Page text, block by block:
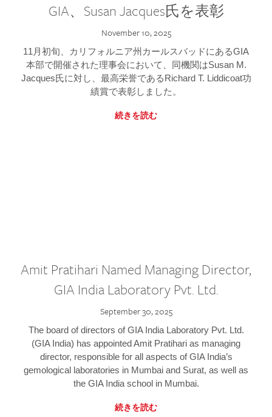
GIA、Susan Jacques氏を表彰
November 10, 2025
11月初旬、カリフォルニア州カールスバッドにあるGIA
本部で開催された理事会において、同機関はSusan M.
Jacques氏に対し、最高栄誉であるRichard T. Liddicoat功
績賞で表彰しました。
続きを読む
Amit Pratihari Named Managing Director,
GIA India Laboratory Pvt. Ltd.
September 30, 2025
The board of directors of GIA India Laboratory Pvt. Ltd.
(GIA India) has appointed Amit Pratihari as managing
director, responsible for all aspects of GIA India’s
gemological laboratories in Mumbai and Surat, as well as
the GIA India school in Mumbai.
続きを読む